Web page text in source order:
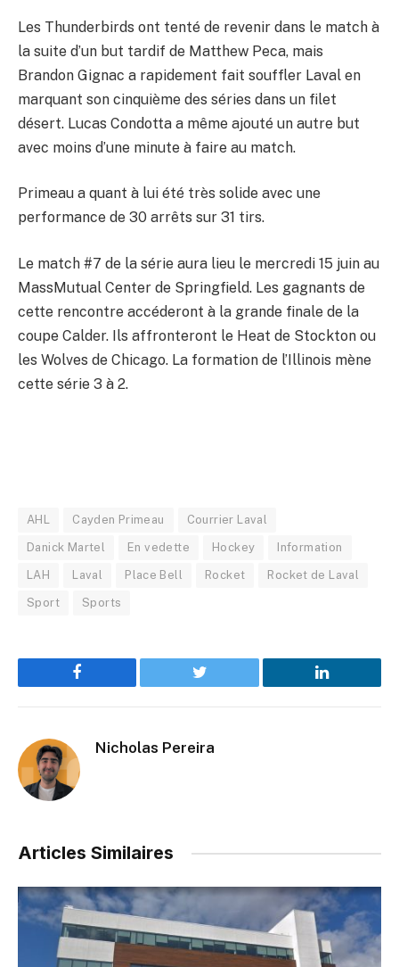
Les Thunderbirds ont tenté de revenir dans le match à
la suite d’un but tardif de Matthew Peca, mais
Brandon Gignac a rapidement fait souffler Laval en
marquant son cinquième des séries dans un filet
désert. Lucas Condotta a même ajouté un autre but
avec moins d’une minute à faire au match.
Primeau a quant à lui été très solide avec une
performance de 30 arrêts sur 31 tirs.
Le match #7 de la série aura lieu le mercredi 15 juin au
MassMutual Center de Springfield. Les gagnants de
cette rencontre accéderont à la grande finale de la
coupe Calder. Ils affronteront le Heat de Stockton ou
les Wolves de Chicago. La formation de l’Illinois mène
cette série 3 à 2.
AHL Cayden Primeau Courrier Laval
Danick Martel En vedette Hockey Information
LAH Laval Place Bell Rocket Rocket de Laval
Sport Sports
Facebook Twitter LinkedIn
Nicholas Pereira
Articles Similaires